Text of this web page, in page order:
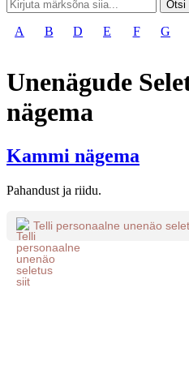
Otsi
A B D E F G
Unenägude
nägema
Kammi nägema
Pahandust ja riidu.
Telli personaalne unenäo